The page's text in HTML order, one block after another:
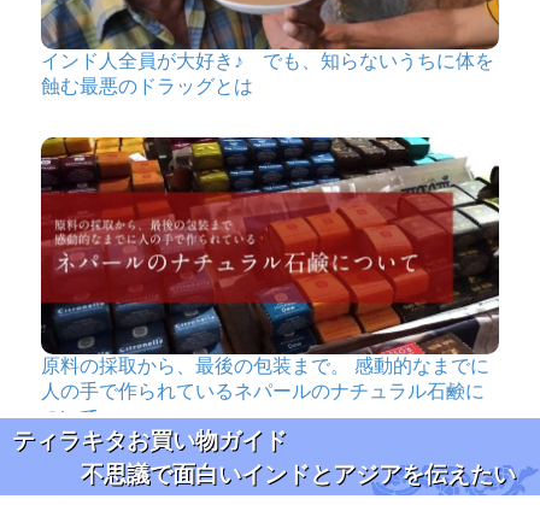
インド人全員が大好き♪ でも、知らないうちに体を
蝕む最悪のドラッグとは
原料の採取から、最後の包装まで。 感動的なまでに
人の手で作られているネパールのナチュラル石鹸に
ついて
ティラキタお買い物ガイド
不思議で面白いインドとアジアを伝えたい